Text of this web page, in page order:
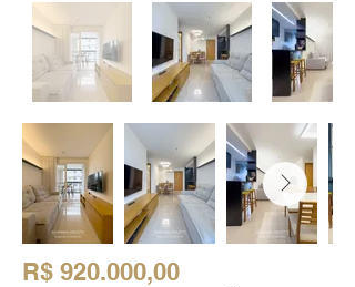
R$ 920.000,00